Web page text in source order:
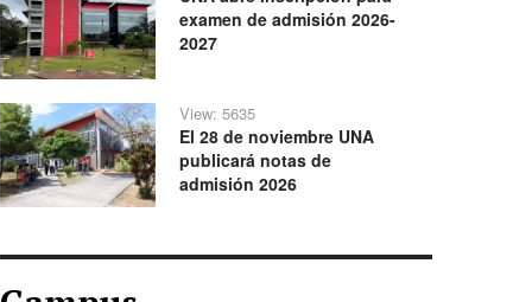
examen de admisión 2026-
2027
View: 5635
El 28 de noviembre UNA
publicará notas de
admisión 2026